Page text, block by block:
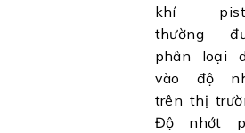
khí
thường
phân loại
vào độ
trên thị
Độ nhớt